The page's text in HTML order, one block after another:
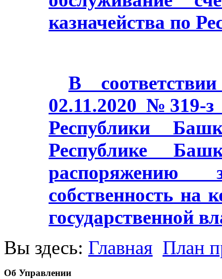
казначейства по
В
02.11.2020 №319-
Республики
Республике
распоряжению
собственность на
государственной
Вы здесь: Главная План
Об Управлении